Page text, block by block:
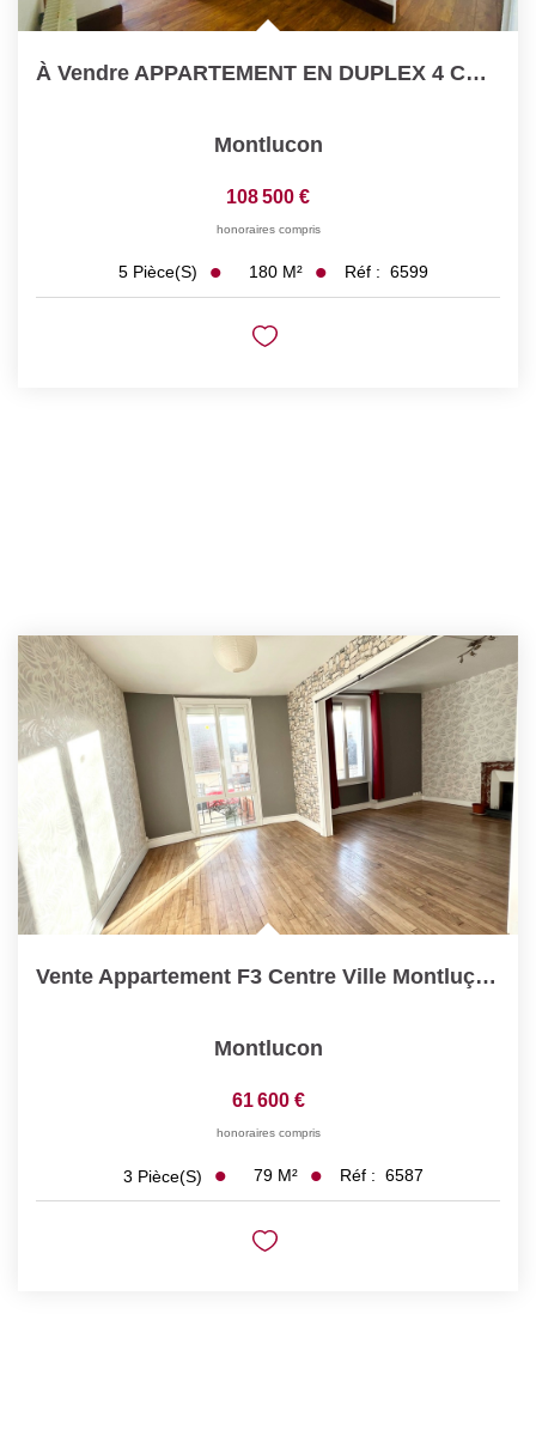
À Vendre APPARTEMENT EN DUPLEX 4 CHAMBRES ET JARDIN CENTRE...
Montlucon
108 500 €
honoraires compris
5 Pièce(s) 180 M² Réf : 6599
Vente Appartement F3 Centre Ville Montluçon
Montlucon
61 600 €
honoraires compris
3 Pièce(s) 79 M² Réf : 6587